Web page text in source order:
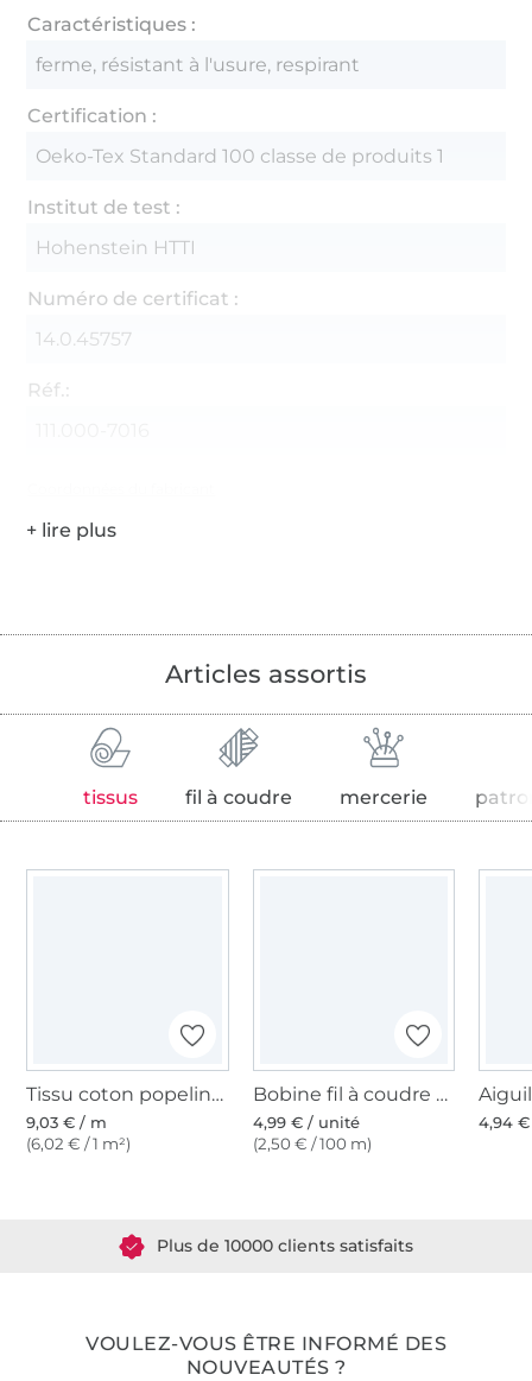
Caractéristiques :
ferme, résistant à l'usure, respirant
Certification :
Oeko-Tex Standard 100 classe de produits 1
Institut de test :
Hohenstein HTTI
Numéro de certificat :
14.0.45757
Réf.:
Articles assortis
tissus fil à coudre mercerie
Tissu coton popeline, framboise
9,03 € / m
(6,02 € / 1 m²)
Bobine fil à coudre Gütermann 200m polyester, (624) vieux rose
4,99 € / unité
(2,50 € / 100 m)
4,94
VOULEZ-VOUS ÊTRE INFORMÉ DES
NOUVEAUTÉS ?